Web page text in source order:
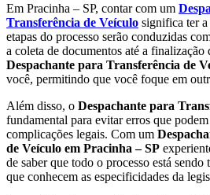
Em Pracinha – SP, contar com um
Transferência de Veículo significa ter a
etapas do processo serão conduzidas
a coleta de documentos até a finalização
Despachante para Transferência de
você, permitindo que você foque em
Além disso, o Despachante para
fundamental para evitar erros que
complicações legais. Com um
de Veículo em Pracinha – SP
de saber que todo o processo está
que conhecem as especificidades da